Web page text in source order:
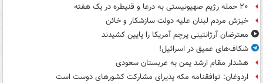
۲۰ حمله رژیم صهیونیستی به درعا و قنیطره در یک هفته
خیزش مردم لبنان علیه دولت سازشکار و خائن
معترضان آرژانتینی پرچم آمریکا را پایین کشیدند
شکاف‌های عمیق در اسرائیل!
هشدار مقام ارشد یمن به عربستان سعودی
اردوغان: توافقنامه مکه پذیرای مشارکت کشورهای دوست است